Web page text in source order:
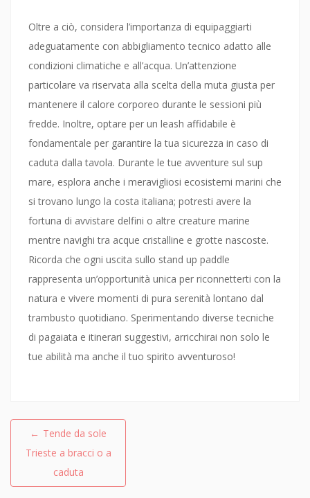
Oltre a ciò, considera l’importanza di equipaggiarti
adeguatamente con abbigliamento tecnico adatto alle
condizioni climatiche e all’acqua. Un’attenzione
particolare va riservata alla scelta della muta giusta per
mantenere il calore corporeo durante le sessioni più
fredde. Inoltre, optare per un leash affidabile è
fondamentale per garantire la tua sicurezza in caso di
caduta dalla tavola. Durante le tue avventure sul sup
mare, esplora anche i meravigliosi ecosistemi marini che
si trovano lungo la costa italiana; potresti avere la
fortuna di avvistare delfini o altre creature marine
mentre navighi tra acque cristalline e grotte nascoste.
Ricorda che ogni uscita sullo stand up paddle
rappresenta un’opportunità unica per riconnetterti con la
natura e vivere momenti di pura serenità lontano dal
trambusto quotidiano. Sperimentando diverse tecniche
di pagaiata e itinerari suggestivi, arricchirai non solo le
tue abilità ma anche il tuo spirito avventuroso!
Navigazione
articoli
← Tende da sole
Trieste a bracci o a
caduta